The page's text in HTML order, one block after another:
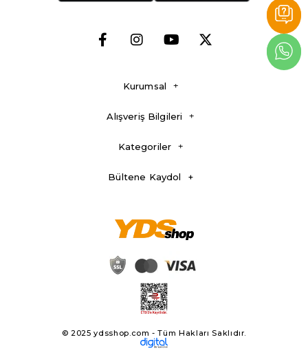
Kurumsal
Alışveriş Bilgileri
Kategoriler
Bültene Kaydol
© 2025 ydsshop.com - Tüm Hakları Saklıdır.